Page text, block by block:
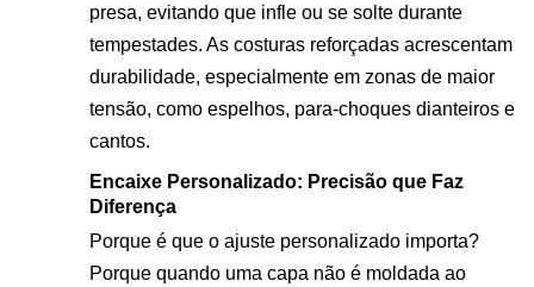
presa, evitando que infle ou se solte durante
tempestades. As costuras reforçadas acrescentam
durabilidade, especialmente em zonas de maior
tensão, como espelhos, para-choques dianteiros e
cantos.
Encaixe Personalizado: Precisão que Faz
Diferença
Porque é que o ajuste personalizado importa?
Porque quando uma capa não é moldada ao